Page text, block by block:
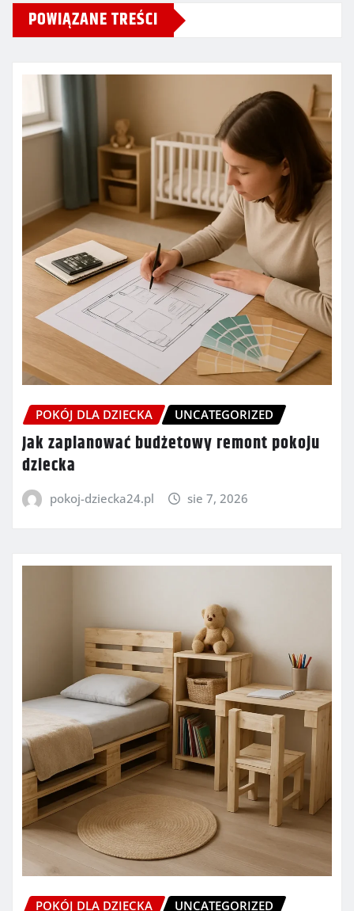
POWIĄZANE TREŚCI
POKÓJ DLA DZIECKA UNCATEGORIZED
Jak zaplanować budżetowy remont pokoju
dziecka
pokoj-dziecka24.pl sie 7, 2026
POKÓJ DLA DZIECKA UNCATEGORIZED